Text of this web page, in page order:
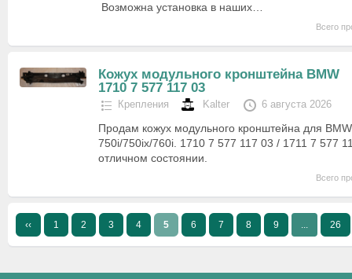
Возможна установка в наших…
Всего
Кожух модульного кронштейна BMW
1710 7 577 117 03
Крепления Kalter 6 августа 2026
Продам кожух модульного кронштейна для
750i/750ix/760i. 1710 7 577 117 03 / 1711 7 577
отличном состоянии.
Всего
‹‹ 1 2 3 4 5 6 7 8 9 26